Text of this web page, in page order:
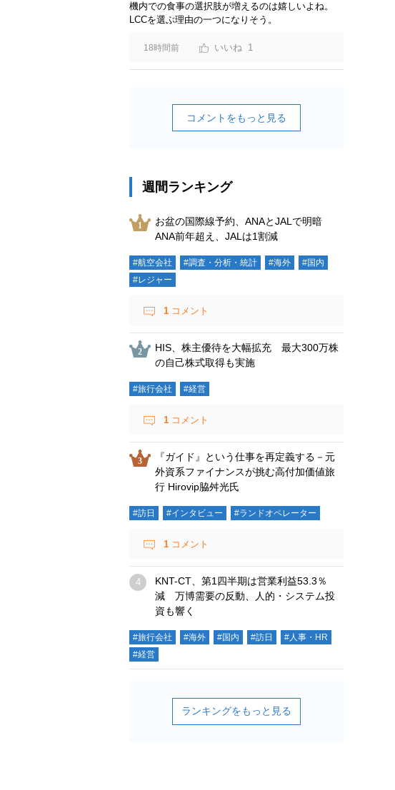
機内での食事の選択肢が増えるのは嬉しいよね。
LCCを選ぶ理由の一つになりそう。
18時間前 1
コメントをもっと見る
週間ランキング
お盆の国際線予約、ANAとJALで明暗
ANA前年超え、JALは1割減
#航空会社 #調査・分析・統計 #海外
#国内
#レジャー
1 コメント
HIS、株主優待を大幅拡充 最大300万株
の自己株式取得も実施
#旅行会社 #経営
1 コメント
『ガイド』という仕事を再定義する－元
外資系ファイナンスが挑む高付加価値旅
行 Hirovip脇舛光氏
#訪日 #インタビュー #ランドオペレーター
1 コメント
KNT-CT、第1四半期は営業利益53.3％
減 万博需要の反動、人的・システム投
資も響く
#旅行会社 #海外 #国内 #訪日
#人事・HR
#経営